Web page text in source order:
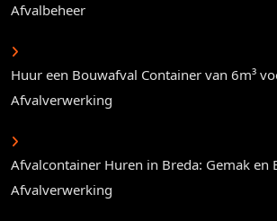
Afvalbeheer
Huur een Bouwafval Container van 6m³
Afvalverwerking
Afvalcontainer Huren in Breda: Gemak en
Afvalverwerking